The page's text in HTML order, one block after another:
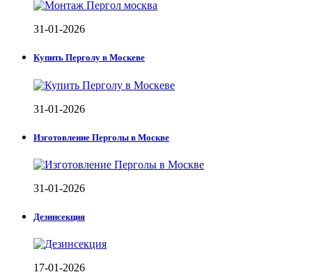
31-01-2026
Купить Перголу в Москеве
31-01-2026
Изготовление Перголы в Москве
31-01-2026
Дезинсекция
17-01-2026